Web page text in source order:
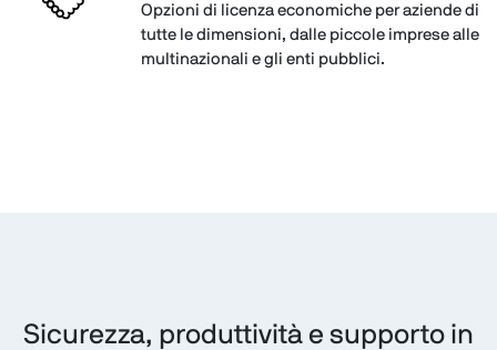
Opzioni di licenza economiche per aziende di
tutte le dimensioni, dalle piccole imprese alle
multinazionali e gli enti pubblici.
Sicurezza, produttività e supporto in